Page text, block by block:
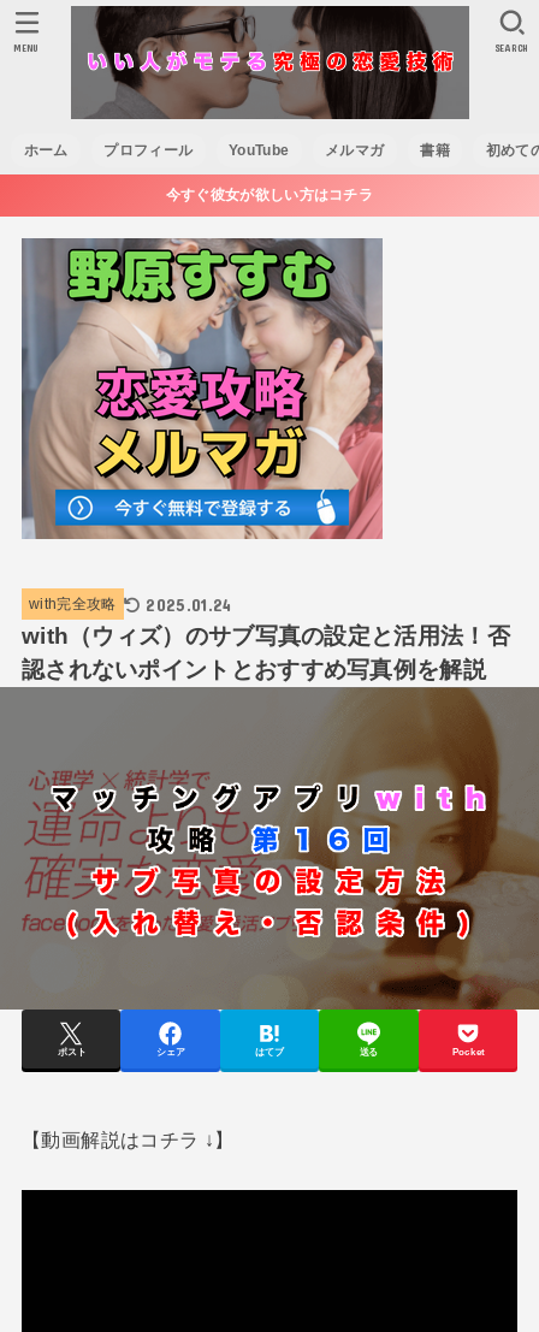
ホーム プロフィール YouTube メルマガ 書籍 初めて
SEARCH
MENU
今すぐ彼女が欲しい方はコチラ
with完全攻略 2025.01.24
with（ウィズ）のサブ写真の設定と活用法！否
認されないポイントとおすすめ写真例を解説
ポスト シェア はてブ 送る Pocket
【動画解説はコチラ ↓】